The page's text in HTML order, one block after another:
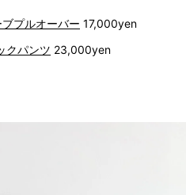
プルオーバー 17,000yen
クパンツ 23,000yen